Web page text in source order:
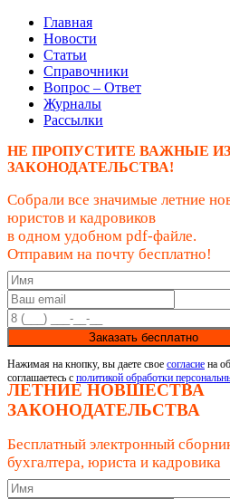
Главная
Новости
Статьи
Справочники
Вопрос – Ответ
Журналы
Рассылки
НЕ ПРОПУСТИТЕ ВАЖНЫЕ
ЗАКОНОДАТЕЛЬСТВА!
Собрали все значимые летние
юристов и кадровиков
в одном удобном pdf-файле.
Отправим на почту бесплатно!
Заказать бесплатно
Нажимая на кнопку, вы даете свое согласие на
соглашаетесь с политикой обработки
ЛЕТНИЕ НОВШЕСТВА
ЗАКОНОДАТЕЛЬСТВА
Бесплатный электронный
бухгалтера, юриста и кадровика